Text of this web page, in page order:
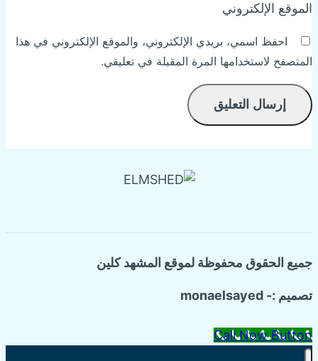
الموقع الإلكتروني
احفظ اسمي، بريدي الإلكتروني، والموقع الإلكتروني في هذا
المتصفح لاستخدامها المرة المقبلة في تعليقي.
جميع الحقوق محفوظة لموقع المشهد كلين
تصميم :- monaelsayed
Call Now Button